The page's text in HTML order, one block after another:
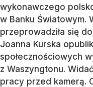
wykonawczego
w Banku Światowym.
przeprowadziła się
Joanna Kurska
społecznościowych
z Waszyngtonu.
pracy przed kamerą.